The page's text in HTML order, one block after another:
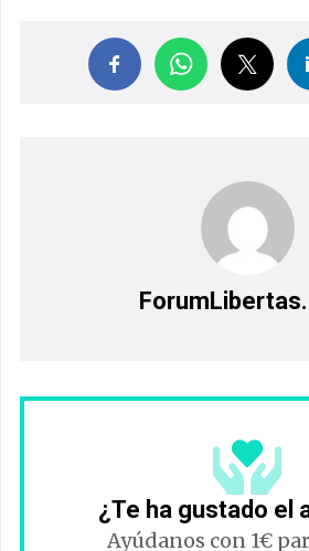
¿Te ha gustado el
Ayúdanos con 1€